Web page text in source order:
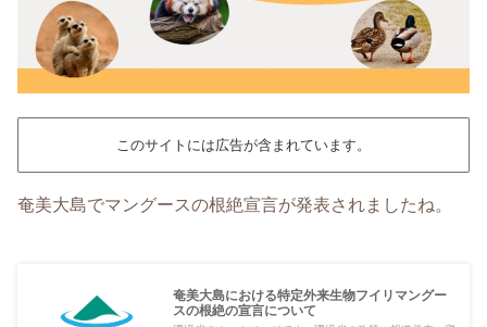
このサイトには広告が含まれています。
奄美大島でマングースの根絶宣言が発表されましたね。
奄美大島における特定外来生物フイリマングー
スの根絶の宣言について